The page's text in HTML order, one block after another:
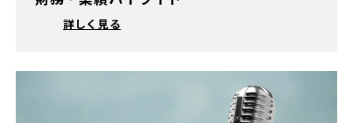
詳しく見る